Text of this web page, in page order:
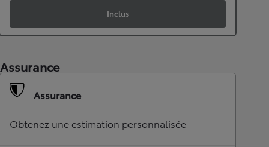
Inclus
Assurance
Assurance
Obtenez une estimation personnalisée